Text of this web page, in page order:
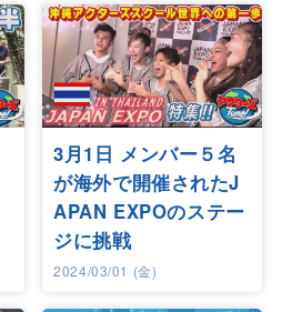
3月1日 メンバー５名
が海外で開催されたJ
APAN EXPOのステー
ジに挑戦
2024/03/01 (金)